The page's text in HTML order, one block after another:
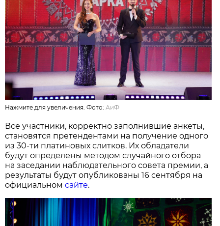
Нажмите для увеличения. Фото:АиФ
Все участники, корректно заполнившие анкеты,
становятся претендентами на получение одного
из 30-ти платиновых слитков. Их обладатели
будут определены методом случайного отбора
на заседании наблюдательного совета премии, а
результаты будут опубликованы 16 сентября на
официальномсайте.